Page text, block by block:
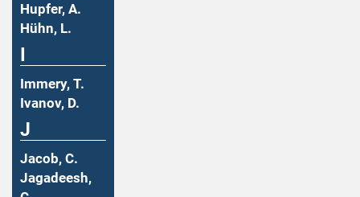
Hupfer, A.
Hühn, L.
Immery, T.
Ivanov, D.
J
Jacob, C.
Jagadeesh,